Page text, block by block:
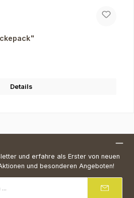
Details
und erfahre als Erster von neuen
und besonderen Angeboten!